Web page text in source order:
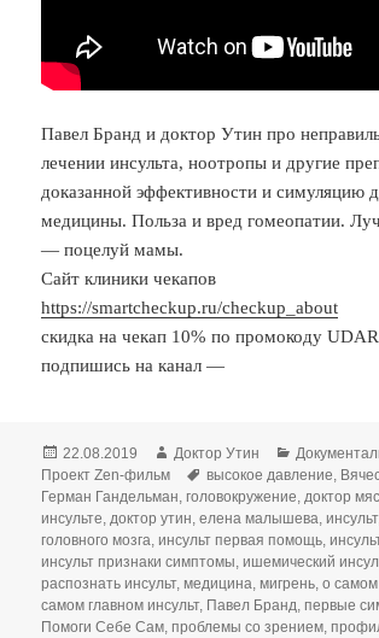
Павел Бранд и доктор Утин про
лечении инсульта, ноотропы и другие
доказанной эффективности и симуляцию
медицины. Польза и вред гомеопатии.
— поцелуй мамы.
Сайт клиники чекапов
https://smartcheckup.ru/checkup_about
скидка на чекап 10% по промокоду UDAR
подпишись на канал —
Опубликовано
22.08.2019 Автор
Доктор Утин Рубрики
Проект Zen-фильм
Метки
высокое давление,
Герман Гандельман,головокружение,доктор
инсульте,доктор утин,елена малышева,инсульт
головного мозга,инсульт первая помощь,
инсульт признаки симптомы,ишемический
распознать инсульт,медицина,мигрень,о
самом главном инсульт, Павел Бранд,первые
Помоги Себе Сам,проблемы со зрением,